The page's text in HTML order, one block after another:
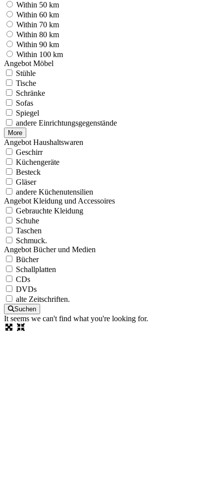
Within 50 km
Within 60 km
Within 70 km
Within 80 km
Within 90 km
Within 100 km
Angebot Möbel
Stühle
Tische
Schränke
Sofas
Spiegel
andere Einrichtungsgegenstände
More
Angebot Haushaltswaren
Geschirr
Küchengeräte
Besteck
Gläser
andere Küchenutensilien
Angebot Kleidung und Accessoires
Gebrauchte Kleidung
Schuhe
Taschen
Schmuck.
Angebot Bücher und Medien
Bücher
Schallplatten
CDs
DVDs
alte Zeitschriften.
Suchen
It seems we can't find what you're looking for.